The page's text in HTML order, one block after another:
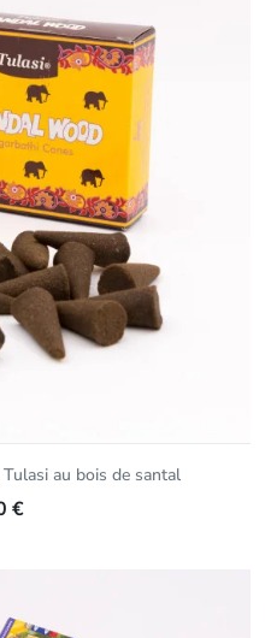
au bois de santal
€